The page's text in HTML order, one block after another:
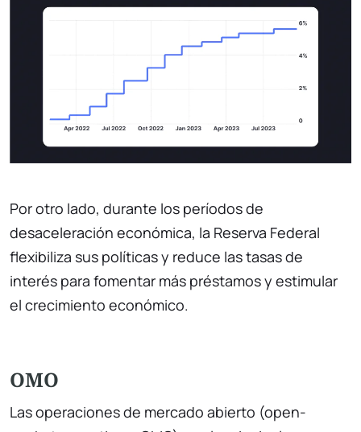
Por otro lado, durante los períodos de
desaceleración económica, la Reserva Federal
flexibiliza sus políticas y reduce las tasas de
interés para fomentar más préstamos y estimular
el crecimiento económico.
OMO
Las operaciones de mercado abierto (open-